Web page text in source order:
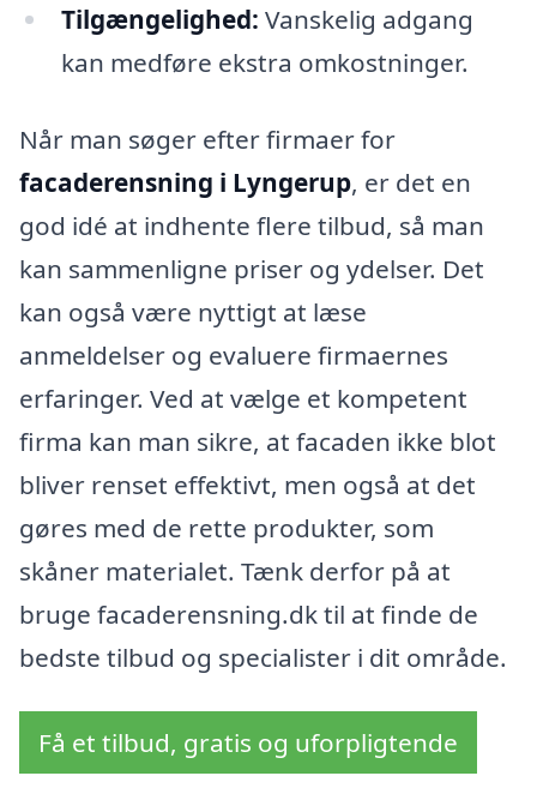
Tilgængelighed: Vanskelig adgang
kan medføre ekstra omkostninger.
Når man søger efter firmaer for
facaderensning i Lyngerup, er det en
god idé at indhente flere tilbud, så man
kan sammenligne priser og ydelser. Det
kan også være nyttigt at læse
anmeldelser og evaluere firmaernes
erfaringer. Ved at vælge et kompetent
firma kan man sikre, at facaden ikke blot
bliver renset effektivt, men også at det
gøres med de rette produkter, som
skåner materialet. Tænk derfor på at
bruge facaderensning.dk til at finde de
bedste tilbud og specialister i dit område.
Få et tilbud, gratis og uforpligtende